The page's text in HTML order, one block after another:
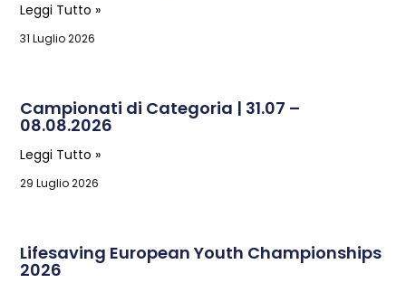
Leggi Tutto »
31 Luglio 2026
Campionati di Categoria | 31.07 –
08.08.2026
Leggi Tutto »
29 Luglio 2026
Lifesaving European Youth Championships
2026